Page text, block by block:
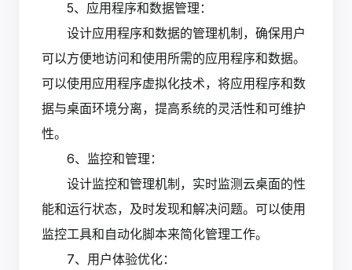
5、应用程序和数据管理：
设计应用程序和数据的管理机制，确保用户
可以方便地访问和使用所需的应用程序和数据。
可以使用应用程序虚拟化技术，将应用程序和数
据与桌面环境分离，提高系统的灵活性和可维护
性。
6、监控和管理：
设计监控和管理机制，实时监测云桌面的性
能和运行状态，及时发现和解决问题。可以使用
监控工具和自动化脚本来简化管理工作。
7、用户体验优化：